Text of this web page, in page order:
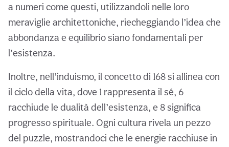
a numeri come questi, utilizzandoli nelle loro
meraviglie architettoniche, riecheggiando l’idea che
abbondanza e equilibrio siano fondamentali per
l’esistenza.
Inoltre, nell’induismo, il concetto di 168 si allinea con
il ciclo della vita, dove 1 rappresenta il sé, 6
racchiude le dualità dell’esistenza, e 8 significa
progresso spirituale. Ogni cultura rivela un pezzo
del puzzle, mostrandoci che le energie racchiuse in